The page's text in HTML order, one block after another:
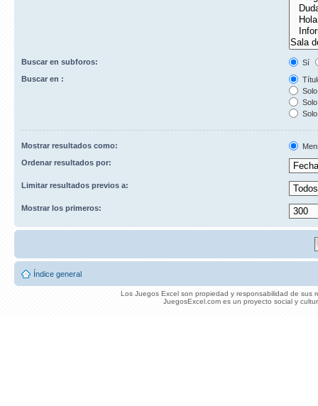
Buscar en subforos:
Sí
Buscar en :
Mostrar resultados como:
Ordenar resultados por:
Limitar resultados previos a:
Mostrar los primeros:
Índice general
Los Juegos Excel son propiedad y responsabilidad de sus
JuegosExcel.com es un proyecto social y